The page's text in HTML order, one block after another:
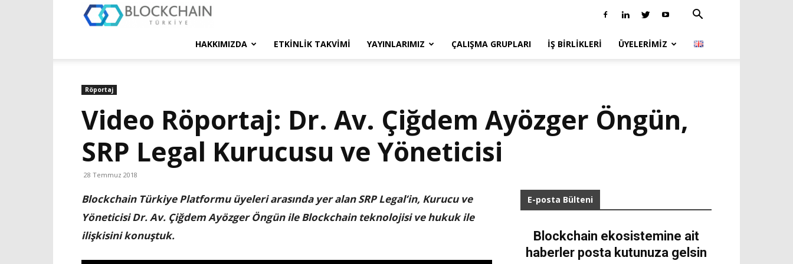
Türkiye
HAKKIMIZDA ETKINLIK TAKVIMI YAYINLARIMIZ ÇALIŞMA GRUPLARI İŞ BIRLIKLERI ÜYELERIMIZ
Röportaj
Video Röportaj: Dr. Av. Çiğdem Ayözger Öngün,
SRP Legal Kurucusu ve Yöneticisi
28 Temmuz 2018
Blockchain Türkiye Platformu üyeleri arasında yer alan SRP Legal’in, Kurucu ve
Yöneticisi Dr. Av. Çiğdem Ayözger Öngün ile Blockchain teknolojisi ve hukuk ile
ilişkisini konuştuk.
E-posta Bülteni
Blockchain ekosistemine ait
haberler posta kutunuza gelsin